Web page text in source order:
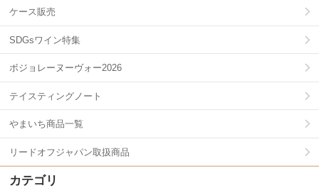
ケース販売
SDGsワイン特集
ボジョレーヌーヴォー2026
テイスティングノート
やまいち商品一覧
リードオフジャパン取扱商品
カテゴリ